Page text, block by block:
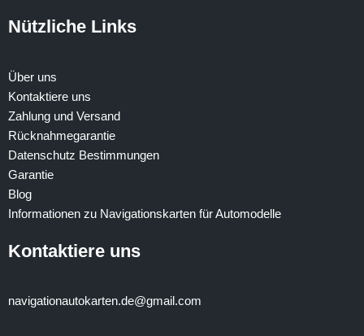
Nützliche Links
Über uns
Kontaktiere uns
Zahlung und Versand
Rücknahmegarantie
Datenschutz Bestimmungen
Garantie
Blog
Informationen zu Navigationskarten für Automodelle
Kontaktiere uns
navigationautokarten.de@gmail.com